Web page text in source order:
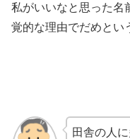
私がいいなと思った名
覚的な理由でだめとい
田舎の人